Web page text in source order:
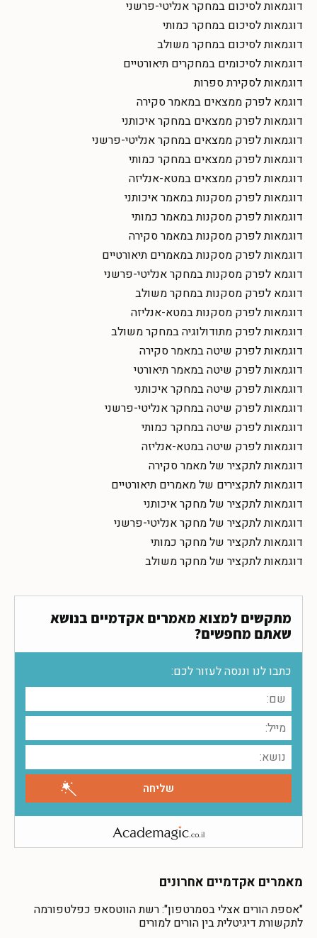
דוגמאות לסיכום במחקר אנליטי-פרשני
דוגמאות לסיכום במחקר כמותי
דוגמאות לסיכום במחקר משולב
דוגמאות לסיכומים במחקרים תיאורטיים
דוגמאות לסקירת ספרות
דוגמא לפרק ממצאים במאמר סקירה
דוגמאות לפרק ממצאים במחקר איכותני
דוגמאות לפרק ממצאים במחקר אנליטי-פרשני
דוגמאות לפרק ממצאים במחקר כמותי
דוגמאות לפרק ממצאים במטא-אנליזה
דוגמאות לפרק מסקנות במאמר איכותני
דוגמאות לפרק מסקנות במאמר כמותי
דוגמאות לפרק מסקנות במאמר סקירה
דוגמאות לפרק מסקנות במאמרים תיאורטיים
דוגמא לפרק מסקנות במחקר אנליטי-פרשני
דוגמא לפרק מסקנות במחקר משולב
דוגמאות לפרק מסקנות במטא-אנליזה
דוגמאות לפרק מתודולוגיה במחקר משולב
דוגמאות לפרק שיטה במאמר סקירה
דוגמאות לפרק שיטה במאמר תיאורטי
דוגמאות לפרק שיטה במחקר איכותני
דוגמאות לפרק שיטה במחקר אנליטי-פרשני
דוגמאות לפרק שיטה במחקר כמותי
דוגמאות לפרק שיטה במטא-אנליזה
דוגמאות לתקציר של מאמר סקירה
דוגמאות לתקצירים של מאמרים תיאורטיים
דוגמאות לתקציר של מחקר איכותני
דוגמאות לתקציר של מחקר אנליטי-פרשני
דוגמאות לתקציר של מחקר כמותי
דוגמאות לתקציר של מחקר משולב
מתקשים למצוא מאמרים אקדמיים בנושא
שאתם מחפשים?
כתבו לנו וננסה לעזור לכם:
מאמרים אקדמיים אחרונים
"אספת הורים אצלי בסמרטפון": רשת הווטסאפ כפלטפורמה
לתקשורת דיגיטלית בין הורים למורים